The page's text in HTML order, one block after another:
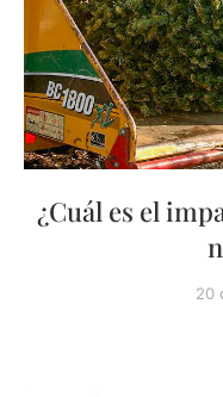
¿Cuál es el
20